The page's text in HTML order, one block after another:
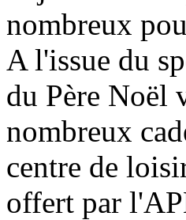
nombreux
A l'issue du
du Père Noël
nombreux
centre de
offert par